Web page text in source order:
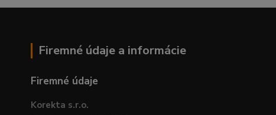
Firemné údaje a informácie
Firemné údaje
Korekta s.r.o.